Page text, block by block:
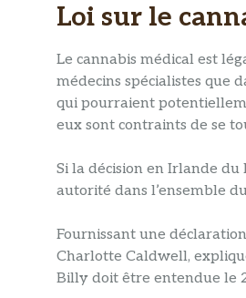
Loi sur le
Le cannabis médical est
médecins spécialistes que
qui pourraient
eux sont contraints de se
Si la décision en Irlande
autorité dans l’ensemble
Fournissant une
Charlotte Caldwell,
Billy doit être entendue le